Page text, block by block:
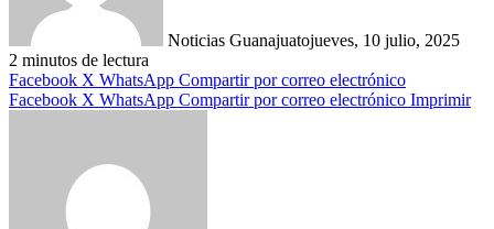
Noticias Guanajuatojueves, 10 julio, 2025
2 minutos de lectura
Facebook X WhatsApp Compartir por correo electrónico
Facebook X WhatsApp Compartir por correo electrónico Imprimir